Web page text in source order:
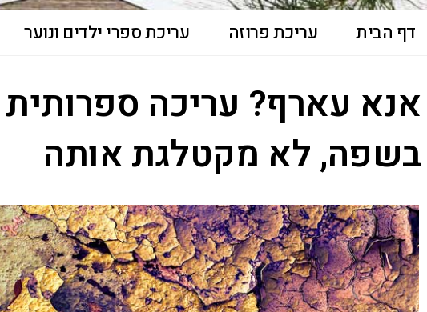
דף הבית עריכת פרוזה עריכת ספרי ילדים ונוער
אנא עארף? עריכה
בשפה, לא מקטלגת אותה